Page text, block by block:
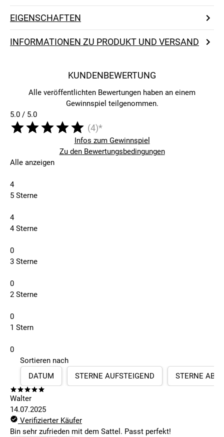
EIGENSCHAFTEN
INFORMATIONEN ZU PRODUKT UND VERSAND
KUNDENBEWERTUNG
Alle veröffentlichten Bewertungen haben an einem
Gewinnspiel teilgenommen.
5.0 / 5.0
(4)*
Infos zum Gewinnspiel
Zu den Bewertungsbedingungen
Alle anzeigen
4
5 Sterne
4
4 Sterne
0
3 Sterne
0
2 Sterne
0
1 Stern
0
Sortieren nach
DATUM
STERNE AUFSTEIGEND STERNE
Walter
14.07.2025
Verifizierter Käufer
Bin sehr zufrieden mit dem Sattel. Passt perfekt!